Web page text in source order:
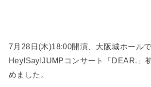
7月28日(木)18:00開演、大阪城ホール
Hey!Say!JUMPコンサート「DEAR.」
めました。